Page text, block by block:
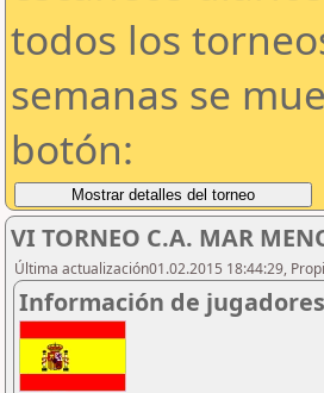
todos los
semanas se
botón:
VI TORNEO C.A. MAR
Última actualización01.02.2015 18:44:29,
Información de jugadores